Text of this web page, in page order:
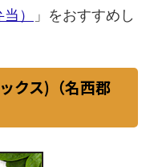
）
」をおすすめし
クス)（名西郡